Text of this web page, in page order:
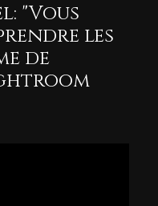
"Vous
les
de